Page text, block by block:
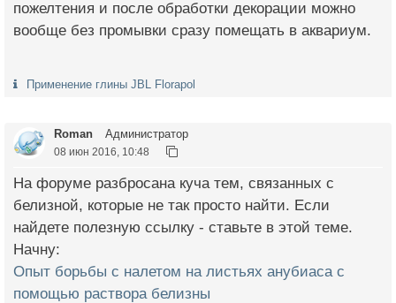
пожелтения и после обработки декорации можно
вообще без промывки сразу помещать в аквариум.
Применение глины JBL Florapol
Roman Администратор
08 июн 2016, 10:48
На форуме разбросана куча тем, связанных с
белизной, которые не так просто найти. Если
найдете полезную ссылку - ставьте в этой теме.
Начну:
Опыт борьбы с налетом на листьях анубиаса с
помощью раствора белизны